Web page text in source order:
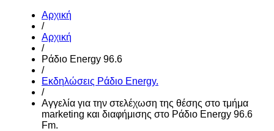
Αρχική
/
Αρχική
/
Ράδιο Energy 96.6
/
Εκδηλώσεις Ράδιο Energy.
/
Αγγελία για την στελέχωση της θέσης στο τμήμα
marketing και διαφήμισης στο Ράδιο Energy 96.6
Fm.